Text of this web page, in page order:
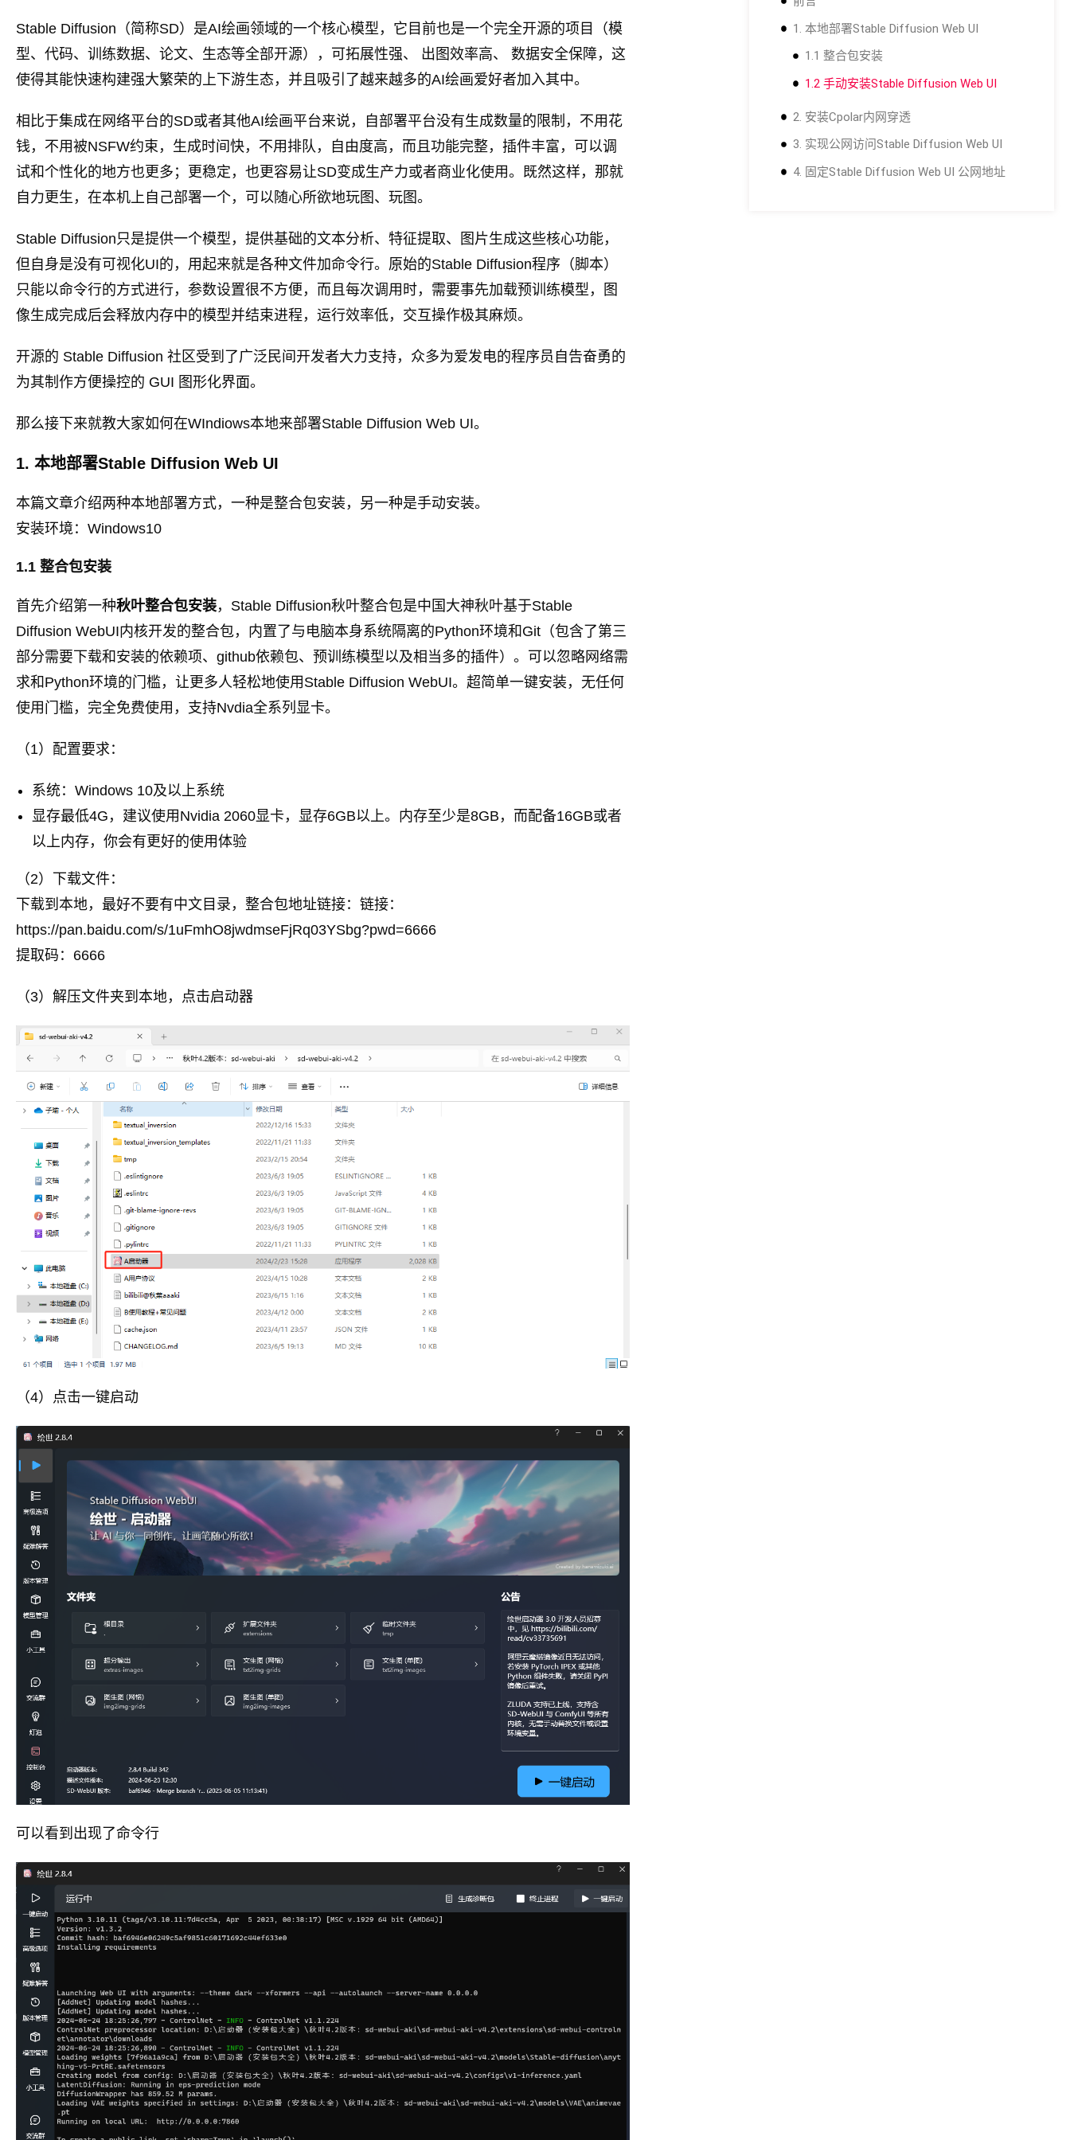
Stable Diffusion（简称SD）是AI绘画领域的一个核心模型，它目前也是一个完全开源的项目（模
型、代码、训练数据、论文、生态等全部开源），可拓展性强、 出图效率高、 数据安全保障，这
使得其能快速构建强大繁荣的上下游生态，并且吸引了越来越多的AI绘画爱好者加入其中。
相比于集成在网络平台的SD或者其他AI绘画平台来说，自部署平台没有生成数量的限制，不用花
钱，不用被NSFW约束，生成时间快，不用排队，自由度高，而且功能完整，插件丰富，可以调
试和个性化的地方也更多；更稳定，也更容易让SD变成生产力或者商业化使用。既然这样，那就
自力更生，在本机上自己部署一个，可以随心所欲地玩图、玩图。
Stable Diffusion只是提供一个模型，提供基础的文本分析、特征提取、图片生成这些核心功能，
但自身是没有可视化UI的，用起来就是各种文件加命令行。原始的Stable Diffusion程序（脚本）
只能以命令行的方式进行，参数设置很不方便，而且每次调用时，需要事先加载预训练模型，图
像生成完成后会释放内存中的模型并结束进程，运行效率低，交互操作极其麻烦。
开源的 Stable Diffusion 社区受到了广泛民间开发者大力支持，众多为爱发电的程序员自告奋勇的
为其制作方便操控的 GUI 图形化界面。
那么接下来就教大家如何在WIndiows本地来部署Stable Diffusion Web UI。
1. 本地部署Stable Diffusion Web UI
本篇文章介绍两种本地部署方式，一种是整合包安装，另一种是手动安装。
安装环境：Windows10
1.1 整合包安装
首先介绍第一种秋叶整合包安装，Stable Diffusion秋叶整合包是中国大神秋叶基于Stable
Diffusion WebUI内核开发的整合包，内置了与电脑本身系统隔离的Python环境和Git（包含了第三
部分需要下载和安装的依赖项、github依赖包、预训练模型以及相当多的插件）。可以忽略网络需
求和Python环境的门槛，让更多人轻松地使用Stable Diffusion WebUI。超简单一键安装，无任何
使用门槛，完全免费使用，支持Nvdia全系列显卡。
（1）配置要求：
系统：Windows 10及以上系统
显存最低4G，建议使用Nvidia 2060显卡，显存6GB以上。内存至少是8GB，而配备16GB或者
以上内存，你会有更好的使用体验
（2）下载文件：
下载到本地，最好不要有中文目录，整合包地址链接：链接：
https://pan.baidu.com/s/1uFmhO8jwdmseFjRq03YSbg?pwd=6666
提取码：6666
（3）解压文件夹到本地，点击启动器
（4）点击一键启动
可以看到出现了命令行
1. 本地部署Stable Diffusion Web UI
1.1 整合包安装
1.2 手动安装Stable Diffusion Web UI
2. 安装Cpolar内网穿透
3. 实现公网访问Stable Diffusion Web UI
4. 固定Stable Diffusion Web UI 公网地址